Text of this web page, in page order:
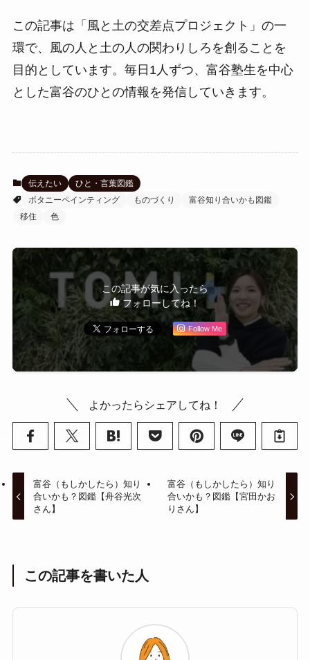
この記事は「風と土の交差点プロジェクト」の一
環で、風の人と土の人の関わりしろを創ることを
目的としています。毎日1人ずつ、富谷塾生を中心
とした富谷のひとの情報を発信していきます。
伝えたい
ひと・言葉図鑑
ボタニーペインティング
ものづくり
富谷知り合いかも図鑑
移住
色
この記事が気に入ったら
フォローしてね！
Follow Me
よかったらシェアしてね！
富谷（もしかしたら）知り
合いかも？図鑑【舟谷光次
さん】
富谷（もしかしたら）知り
合いかも？図鑑【宮田かお
りさん】
この記事を書いた人